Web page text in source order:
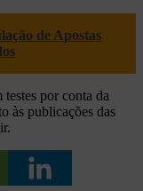
de Apostas
testes por conta da
às publicações das